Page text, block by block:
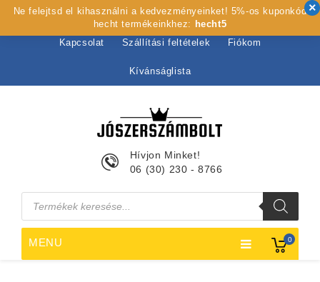
Kezdőlap Rólunk Webshop Szolgáltatások
Kapcsolat Szállítási feltételek Fiókom
Kívánságlista
0
Hívjon Minket!
06 (30) 230 - 8766
Products
search
MENU
Ne felejtsd el kihasználni a kedvezményeinket! 5%-os kuponkód
hecht termékeinkhez: hecht5